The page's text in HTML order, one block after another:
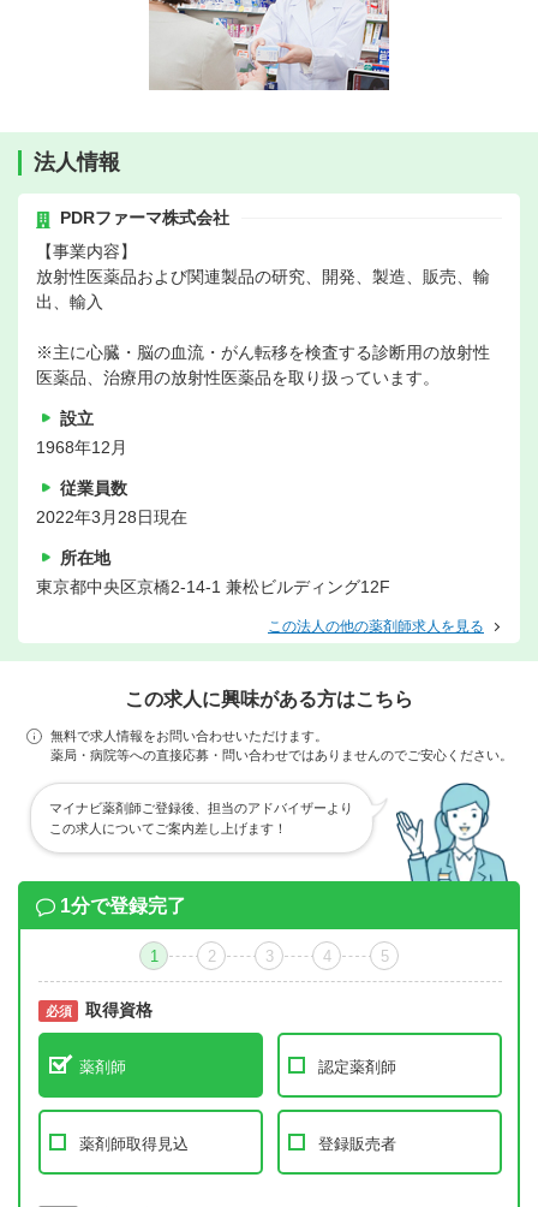
法人情報
PDRファーマ株式会社
【事業内容】
放射性医薬品および関連製品の研究、開発、製造、販売、輸
出、輸入
※主に心臓・脳の血流・がん転移を検査する診断用の放射性
医薬品、治療用の放射性医薬品を取り扱っています。
設立
1968年12月
従業員数
2022年3月28日現在
所在地
東京都中央区京橋2-14-1 兼松ビルディング12F
この法人の他の薬剤師求人を見る
この求人に興味がある方はこちら
無料で求人情報をお問い合わせいただけます。
薬局・病院等への直接応募・問い合わせではありませんのでご安心ください。
マイナビ薬剤師ご登録後、担当のアドバイザーより
この求人についてご案内差し上げます！
1分で登録完了
1 2 3 4 5
必須 取得資格
薬剤師 認定薬剤師
薬剤師取得見込 登録販売者